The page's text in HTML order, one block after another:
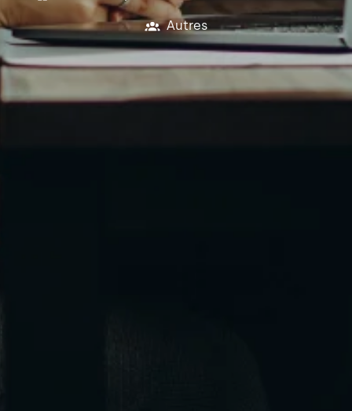
Autres